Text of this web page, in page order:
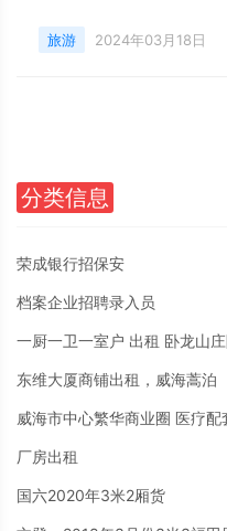
旅游 2024年03月18日
分类信息
荣成银行招保安
档案企业招聘录入员
一厨一卫一室户 出租 卧龙山
东维大厦商铺出租，威海蒿泊
威海市中心繁华商业圈 医疗
厂房出租
国六2020年3米2厢货